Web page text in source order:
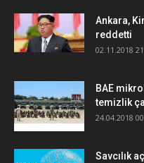
Ankara,
reddetti
02.11.2018
BAE
temizlik
24.04.2018
Savcılık